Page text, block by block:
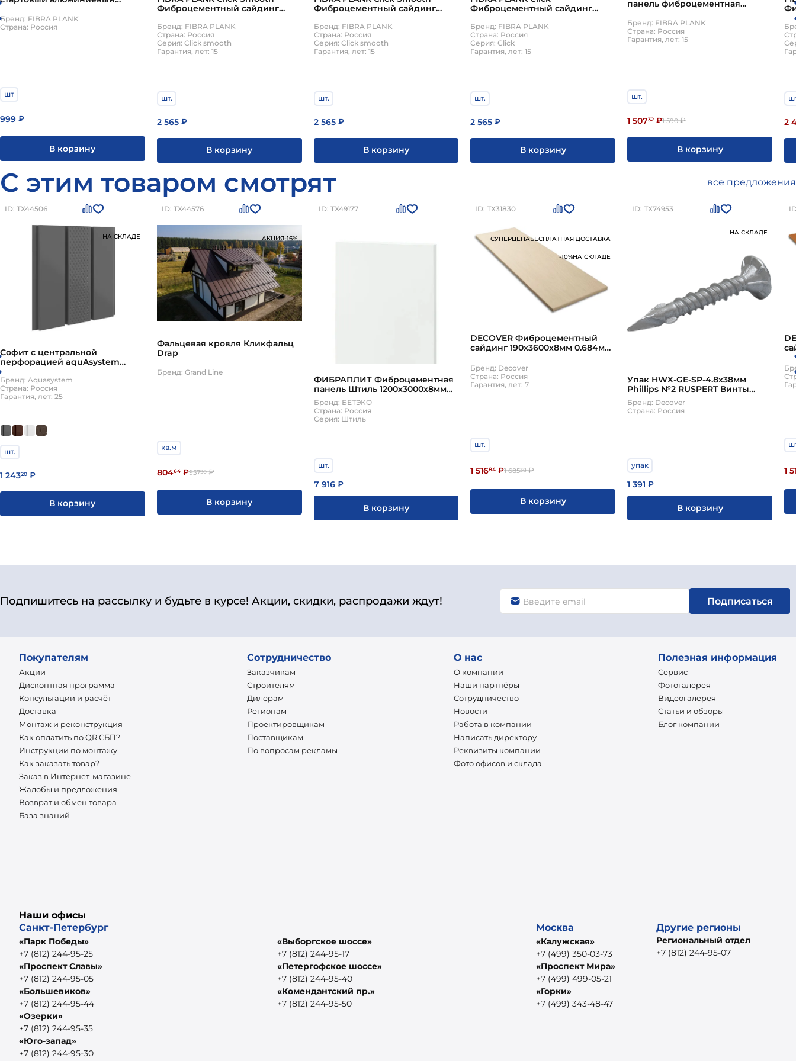
цвета
Бренд: FIBRA PLANK
Страна: Россия
шт
999 ₽
В корзину
Фиброцементный сайдинг
светло-серый
Бренд: FIBRA PLANK
Страна: Россия
Серия: Click smooth
Гарантия, лет: 15
шт.
2 565₽
В корзину
Фиброцементный сайдинг
земельно-коричневый
Бренд: FIBRA PLANK
Страна: Россия
Серия: Click smooth
Гарантия, лет: 15
шт.
2 565₽
В корзину
Фиброцементный сайдинг
отдаленно-серый
Бренд: FIBRA PLANK
Страна: Россия
Серия: Click
Гарантия, лет: 15
шт.
2 565 ₽
В корзину
панель фиброцементная
Бренд: FIBRA PLANK
Страна: Россия
Гарантия, лет: 15
шт.
1 50732 ₽1 590₽
В корзину
2
С этим товаром смотрят все предложения
ID: ТХ44506
НА СКЛАДЕ
Софит с центральной
перфорацией aquAsystem
0.45мм Zn140 ПЭ гладкий 2.4м
Бренд: Aquasystem
Страна: Россия
Гарантия, лет: 25
шт.
1 24320 ₽
В корзину
ID: ТХ44576
АКЦИЯ-16%
Фальцевая кровля Кликфальц
Drap
Бренд: Grand Line
кв.м
80464₽95790₽
В корзину
ID: ТХ49177
ФИБРАПЛИТ Фиброцементная
панель Штиль 1200х3000х8мм
3,6м2 9003 белый
Бренд: БЕТЭКО
Страна: Россия
Серия: Штиль
шт.
7 916₽
В корзину
ID: ТХ31830
СУПЕРЦЕНАБЕСПЛАТНАЯ ДОСТАВКА
-10%НА СКЛАДЕ
DECOVER Фиброцементный
сайдинг 190х3600х8мм 0.684м2
Бренд: Decover
Страна: Россия
Гарантия, лет: 7
шт.
1 51684 ₽1 68538₽
В корзину
ID: ТХ74953
НА СКЛАДЕ
Упак HWX-GE-SP-4.8х38мм
Phillips №2 RUSPERT Винты
самосверлящие по дереву
200шт/уп
Бренд: Decover
Страна: Россия
упак
1 391 ₽
В корзину
1
Подпишитесь на рассылку и будьте в курсе! Акции, скидки, распродажи ждут! Подписаться
Покупателям
Акции
Дисконтная программа
Консультации и расчёт
Доставка
Монтаж и реконструкция
Как оплатить по QR СБП?
Инструкции по монтажу
Как заказать товар?
Заказ в Интернет-магазине
Жалобы и предложения
Возврат и обмен товара
База знаний
Сотрудничество
Заказчикам
Строителям
Дилерам
Регионам
Проектировщикам
Поставщикам
По вопросам рекламы
О нас
О компании
Наши партнёры
Сотрудничество
Новости
Работа в компании
Написать директору
Реквизиты компании
Фото офисов и склада
Полезная информация
Сервис
Фотогалерея
Видеогалерея
Статьи и обзоры
Блог компании
Наши офисы
Санкт-Петербург
«Парк Победы»
+7 (812) 244-95-25
«Проспект Славы»
+7 (812) 244-95-05
«Большевиков»
+7 (812) 244-95-44
«Озерки»
+7 (812) 244-95-35
«Юго-запад»
+7 (812) 244-95-30
«Выборгское шоссе»
+7 (812) 244-95-17
«Петергофское шоссе»
+7 (812) 244-95-40
«Комендантский пр.»
+7 (812) 244-95-50
Москва
«Калужская»
+7 (499) 350-03-73
«Проспект Мира»
+7 (499) 499-05-21
«Горки»
+7 (499) 343-48-47
Другие регионы
Региональный отдел
+7 (812) 244-95-07